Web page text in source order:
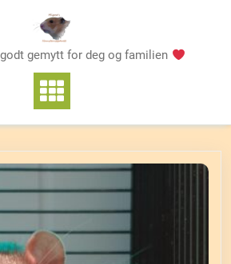
gemytt for deg og familien